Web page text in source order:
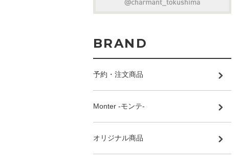
BRAND
予約・注文商品
Monter -モンテ-
オリジナル商品